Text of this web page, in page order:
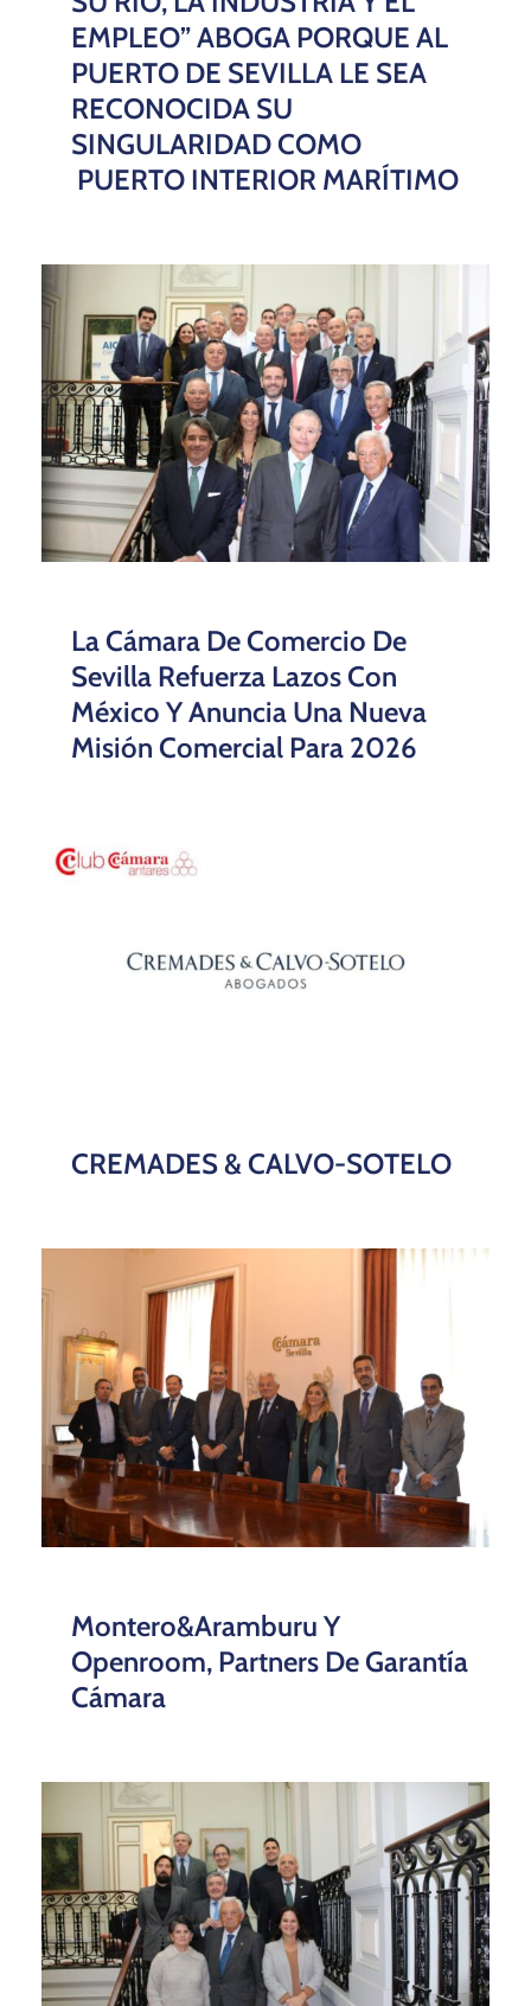
EMPLEO” ABOGA PORQUE AL
PUERTO DE SEVILLA LE SEA
RECONOCIDA SU
SINGULARIDAD COMO
PUERTO INTERIOR MARÍTIMO
La Cámara De Comercio De
Sevilla Refuerza Lazos Con
México Y Anuncia Una Nueva
Misión Comercial Para 2026
CREMADES & CALVO-SOTELO
Montero&Aramburu Y
Openroom, Partners De Garantía
Cámara